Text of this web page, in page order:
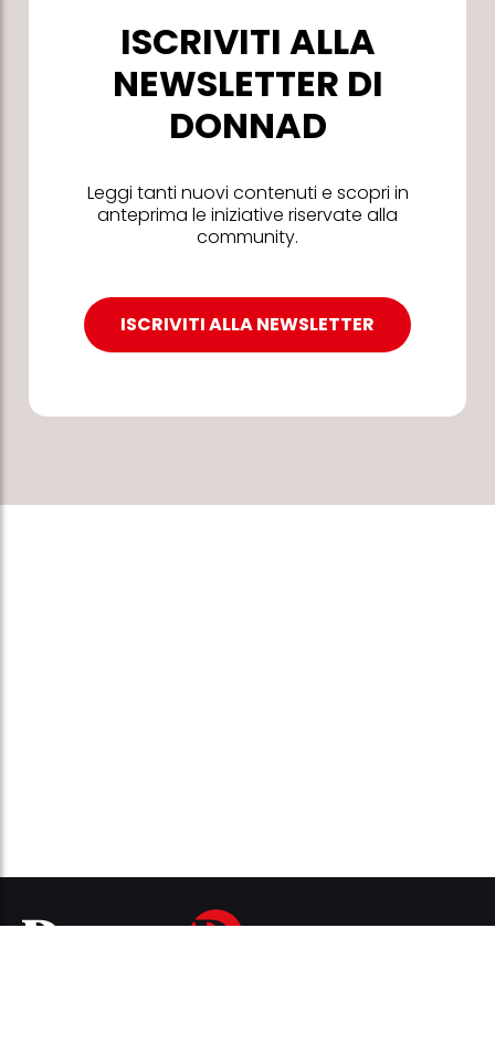
ISCRIVITI ALLA
NEWSLETTER DI
DONNAD
Leggi tanti nuovi contenuti e scopri in
anteprima le iniziative riservate alla
community.
ISCRIVITI ALLA NEWSLETTER